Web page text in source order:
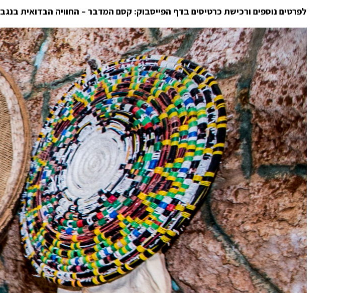
לפרטים נוספים ורכישת כרטיסים בדף הפייסבוק: קסם המדבר – החוויה הבדואית בנגב